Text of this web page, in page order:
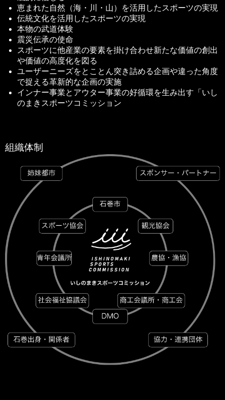
恵まれた自然（海・川・山）を活用したスポーツの実現
伝統文化を活用したスポーツの実現
本物の武道体験
震災伝承の使命
スポーツに他産業の要素を掛け合わせ新たな価値の創出
や価値の高度化を図る
ユーザーニーズをとことん突き詰める企画や違った角度
で捉える革新的な企画の実施
インナー事業とアウター事業の好循環を生み出す「いし
のまきスポーツコミッション
組織体制